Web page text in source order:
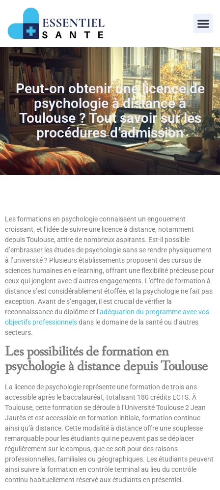
Peut-on obtenir une licence de
psychologie à distance à
Toulouse ? Tout savoir sur les
procédures d’admission
Les formations en psychologie connaissent un engouement
croissant, et l’idée de suivre une licence à distance, notamment
depuis Toulouse, attire de nombreux aspirants. Est-il possible
d’embrasser les études de psychologie sans se rendre physiquement
à l’université ? Plusieurs établissements proposent des cursus de
sciences humaines en e-learning, offrant une flexibilité précieuse pour
ceux qui jonglent avec d’autres engagements. L’offre de formation à
distance s’est considérablement étoffée, et la psychologie ne fait pas
exception. Avant de s’engager, il est crucial de vérifier la
reconnaissance du diplôme et l’adéquation du programme avec vos
objectifs professionnelsdans le domaine de la santé ou d’autres
secteurs.
Les possibilités de formation en
psychologie à distance depuis Toulouse
La licence de psychologie représente une formation de trois ans
accessible après le baccalauréat, totalisant 180 crédits ECTS. À
Toulouse, cette formation se déroule à l’Université Toulouse 2 Jean
Jaurès et est accessible en formation initiale, formation continue
ainsi qu’à distance. Cette modalité à distance offre une souplesse
remarquable pour les étudiants qui ne peuvent pas se déplacer
régulièrement sur le campus, que ce soit pour des raisons
professionnelles, familiales ou géographiques. Les étudiants peuvent
ainsi suivre la formation en contrôle terminal au lieu du contrôle
continu habituellement réservé aux étudiants en présentiel.